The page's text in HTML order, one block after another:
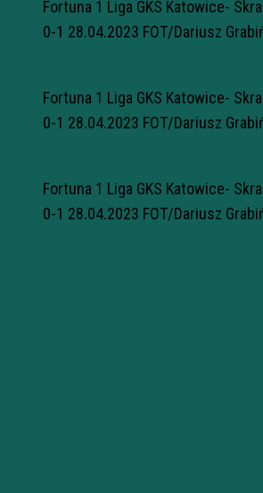
Fortuna 1 Liga GKS Katowice-
0-1 28.04.2023 FOT/Dariusz
Fortuna 1 Liga GKS Katowice-
0-1 28.04.2023 FOT/Dariusz
Fortuna 1 Liga GKS Katowice-
0-1 28.04.2023 FOT/Dariusz